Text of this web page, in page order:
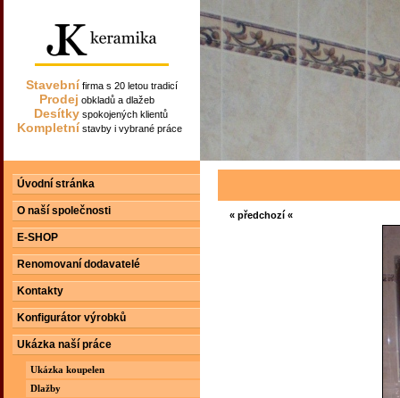
Stavební firma s 20 letou tradicí
Prodej obkladů a dlažeb
Desítky spokojených klientů
Kompletní stavby i vybrané práce
Úvodní stránka
O naší společnosti
E-SHOP
Renomovaní dodavatelé
Kontakty
Konfigurátor výrobků
Ukázka naší práce
Ukázka koupelen
Dlažby
« předchozí «